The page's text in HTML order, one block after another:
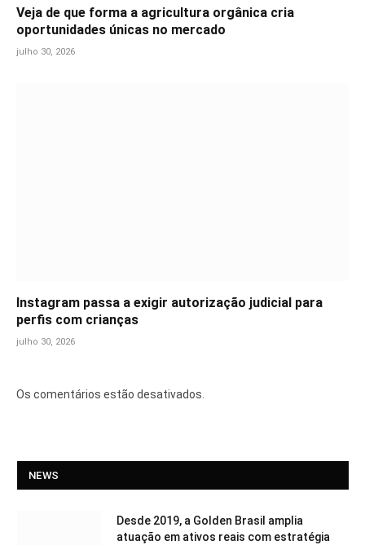
Veja de que forma a agricultura orgânica cria
oportunidades únicas no mercado
julho 30, 2026
Instagram passa a exigir autorização judicial para
perfis com crianças
julho 30, 2026
Os comentários estão desativados.
NEWS
Desde 2019, a Golden Brasil amplia
atuação em ativos reais com estratégia